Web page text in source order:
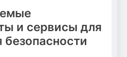
и сервисы для